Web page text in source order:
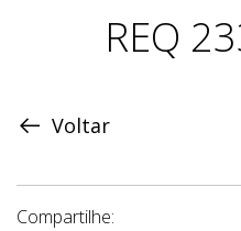
Proposição
REQ
Voltar
Compartilhe: